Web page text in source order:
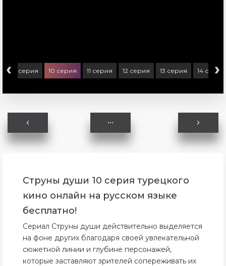
‹ 9 серия 10 серия 11 серия 12 серия 13 серия 14 серия
›
Струны души 10 серия турецкого
кино онлайн на русском языке
бесплатно!
Сериал Струны души действительно выделяется
на фоне других благодаря своей увлекательной
сюжетной линии и глубине персонажей,
которые заставляют зрителей сопереживать их